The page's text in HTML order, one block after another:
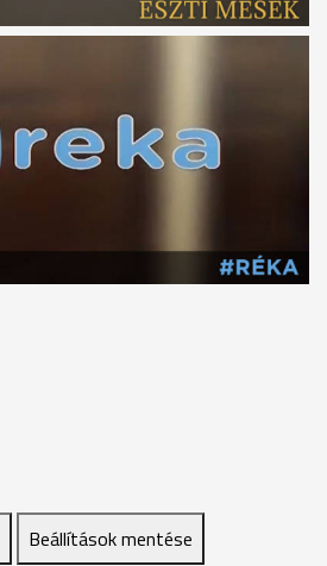
Beállítások mentése